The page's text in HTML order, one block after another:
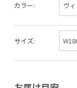
カラー:
サイズ: